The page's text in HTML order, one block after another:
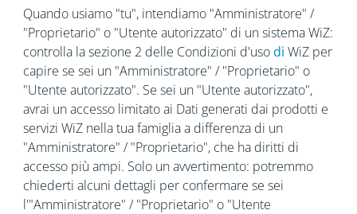
Quando usiamo "tu", intendiamo "Amministratore" /
"Proprietario" o "Utente autorizzato" di un sistema WiZ:
controlla la sezione 2 delle Condizioni d'usodi WiZ per
capire se sei un "Amministratore" / "Proprietario" o
"Utente autorizzato". Se sei un "Utente autorizzato",
avrai un accesso limitato ai Dati generati dai prodotti e
servizi WiZ nella tua famiglia a differenza di un
"Amministratore" / "Proprietario", che ha diritti di
accesso più ampi. Solo un avvertimento: potremmo
chiederti alcuni dettagli per confermare se sei
l'"Amministratore" / "Proprietario" o "Utente